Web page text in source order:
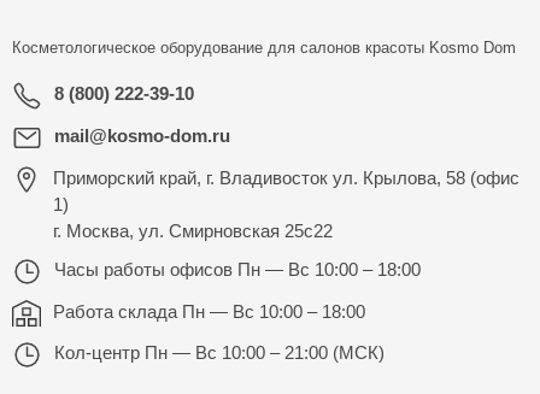
Косметологическое оборудование для салонов красоты Kosmo Dom
8 (800) 222-39-10
mail@kosmo-dom.ru
Приморский край, г. Владивосток ул. Крылова, 58 (офис
1)
г. Москва, ул. Смирновская 25с22
Часы работы офисов Пн — Вс 10:00 – 18:00
Работа склада Пн — Вс 10:00 – 18:00
Кол-центр Пн — Вс 10:00 – 21:00 (МСК)